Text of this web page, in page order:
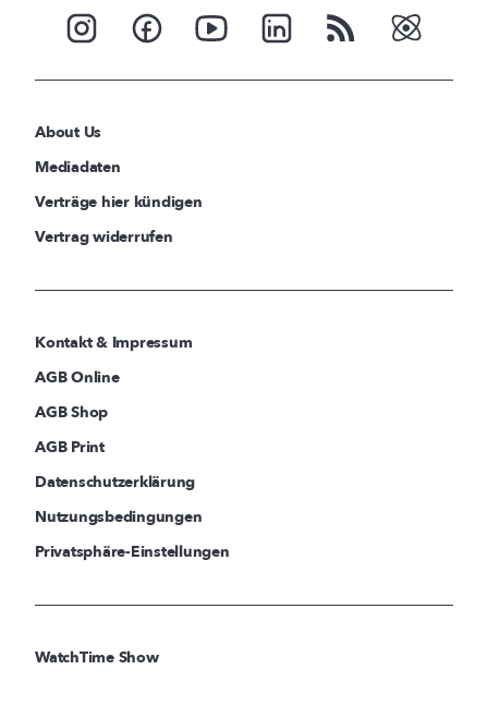
About Us
Mediadaten
Verträge hier kündigen
Vertrag widerrufen
Kontakt & Impressum
AGB Online
AGB Shop
AGB Print
Datenschutzerklärung
Nutzungsbedingungen
Privatsphäre-Einstellungen
WatchTime Show